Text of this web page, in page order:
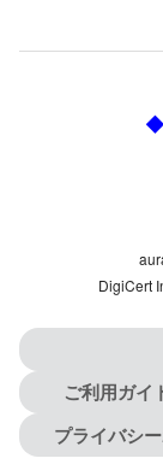
DigiCert
ご利用ガイ
プライバシ